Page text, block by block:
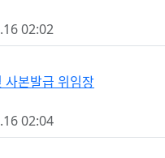
02:02
위임장
02:04